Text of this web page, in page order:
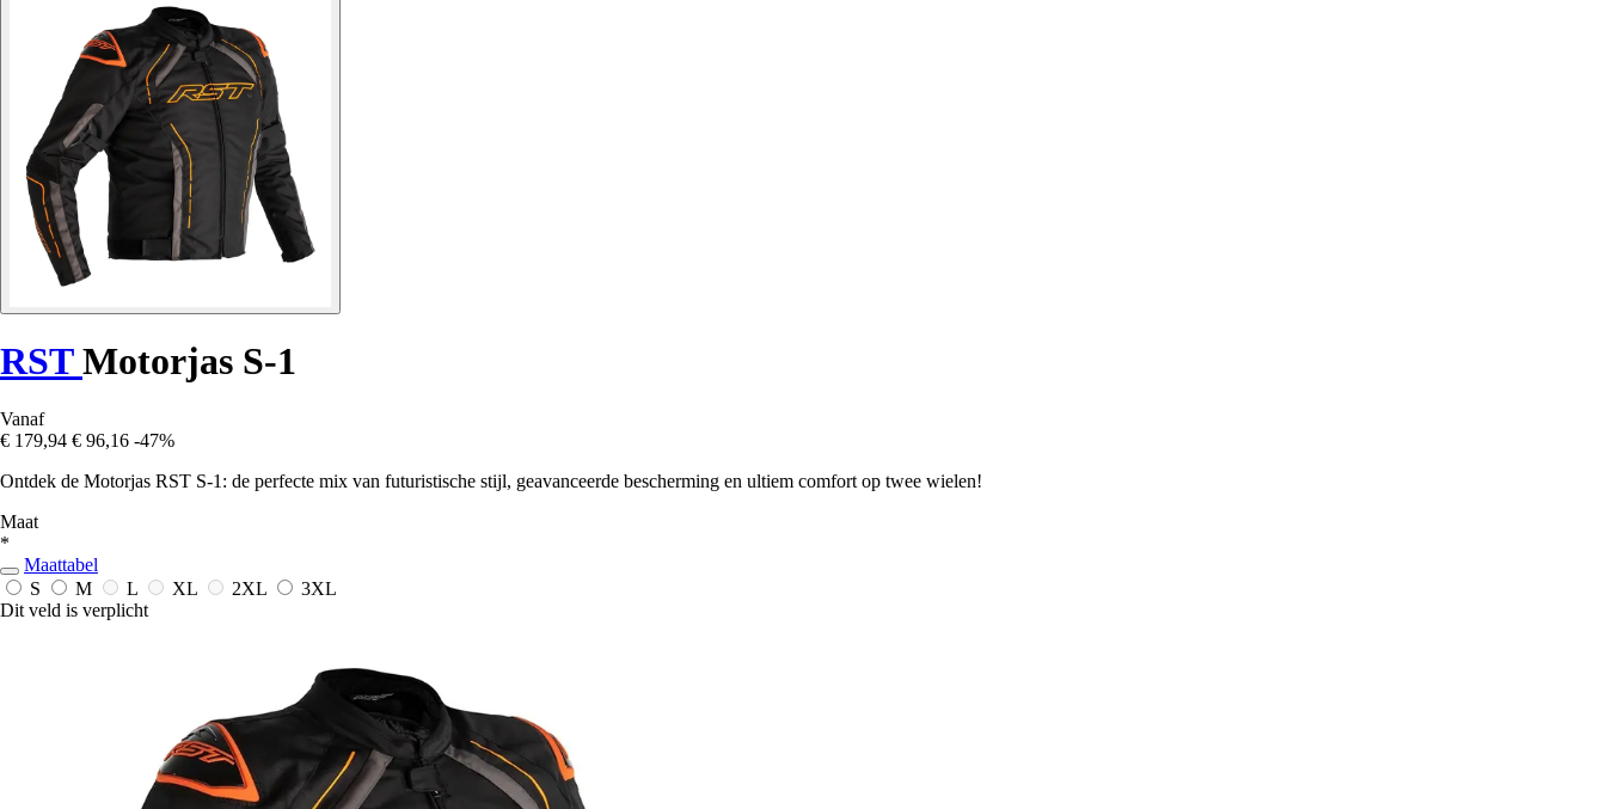
RSTMotorjas S-1
Vanaf
€ 179,94 € 96,16 -47%
Ontdek de Motorjas RST S-1: de perfecte mix van futuristische stijl, geavanceerde bescherming en ultiem comfort op twee wielen!
Maat
*
Maattabel
S
M L XL 2XL
3XL
Dit veld is verplicht